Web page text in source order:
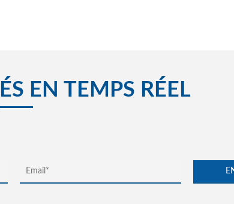
EN TEMPS RÉEL